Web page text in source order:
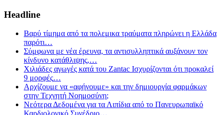
Headline
Βαρύ τίμημα από τα πολεμικα τραύματα πληρώνει η Ελλάδα
παρότι…
Σύμφωνα με νέα έρευνα, τα αντισυλληπτικά αυξάνουν τον
κίνδυνο κατάθλιψης,…
Χιλιάδες αγωγές κατά του Zantac Ισχυρίζονται ότι προκαλεί
9 μορφές…
Αρχίζουμε να «αφήνουμε» και την δημιουργία φαρμάκων
στην Τεχνητή Νοημοσύνη;
Νεότερα Δεδομένα για τα Λιπίδια από το Πανευρωπαϊκό